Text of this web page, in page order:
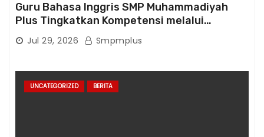
Guru Bahasa Inggris SMP Muhammadiyah
Plus Tingkatkan Kompetensi melalui
Pelatihan Cambridge Life Skills in Action
Jul 29, 2026 Smpmplus
UNCATEGORIZED BERITA